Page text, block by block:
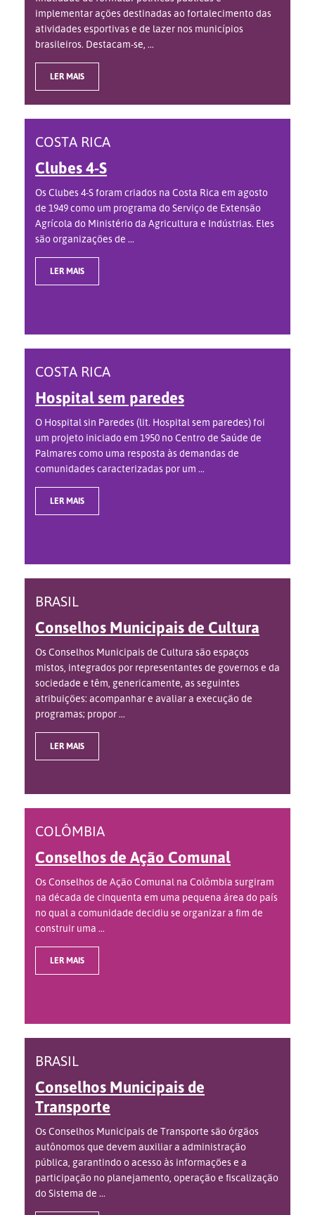
implementar ações destinadas ao fortalecimento das
atividades esportivas e de lazer nos municípios
brasileiros. Destacam-se, ...
LER MAIS
COSTA RICA
Clubes 4-S
Os Clubes 4-S foram criados na Costa Rica em agosto
de 1949 como um programa do Serviço de Extensão
Agrícola do Ministério da Agricultura e Indústrias. Eles
são organizações de ...
LER MAIS
COSTA RICA
Hospital sem paredes
O Hospital sin Paredes (lit. Hospital sem paredes) foi
um projeto iniciado em 1950 no Centro de Saúde de
Palmares como uma resposta às demandas de
comunidades caracterizadas por um ...
LER MAIS
BRASIL
Conselhos Municipais de Cultura
Os Conselhos Municipais de Cultura são espaços
mistos, integrados por representantes de governos e da
sociedade e têm, genericamente, as seguintes
atribuições: acompanhar e avaliar a execução de
programas; propor ...
LER MAIS
COLÔMBIA
Conselhos de Ação Comunal
Os Conselhos de Ação Comunal na Colômbia surgiram
na década de cinquenta em uma pequena área do país
no qual a comunidade decidiu se organizar a fim de
construir uma ...
LER MAIS
BRASIL
Conselhos Municipais de
Transporte
Os Conselhos Municipais de Transporte são órgãos
autônomos que devem auxiliar a administração
pública, garantindo o acesso às informações e a
participação no planejamento, operação e fiscalização
do Sistema de ...